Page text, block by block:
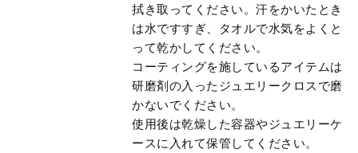
拭き取ってください。汗をかいたとき
は水ですすぎ、タオルで水気をよくと
って乾かしてください。
コーティングを施しているアイテムは
研磨剤の入ったジュエリークロスで磨
かないでください。
使用後は乾燥した容器やジュエリーケ
ースに入れて保管してください。